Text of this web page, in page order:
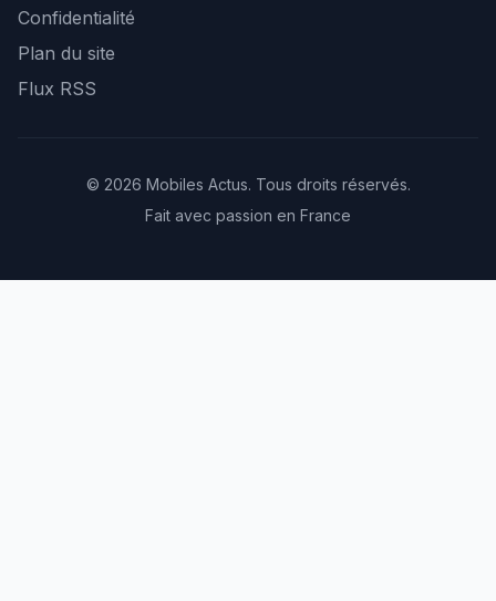
Confidentialité
Plan du site
Flux RSS
© 2026 Mobiles Actus. Tous droits réservés.
Fait avec passion en France